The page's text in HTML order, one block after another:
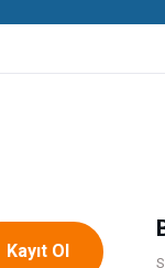
tarafımıza
Kayıt Ol